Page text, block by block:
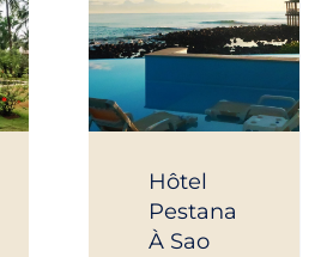
Hôtel
Pestana
À Sao